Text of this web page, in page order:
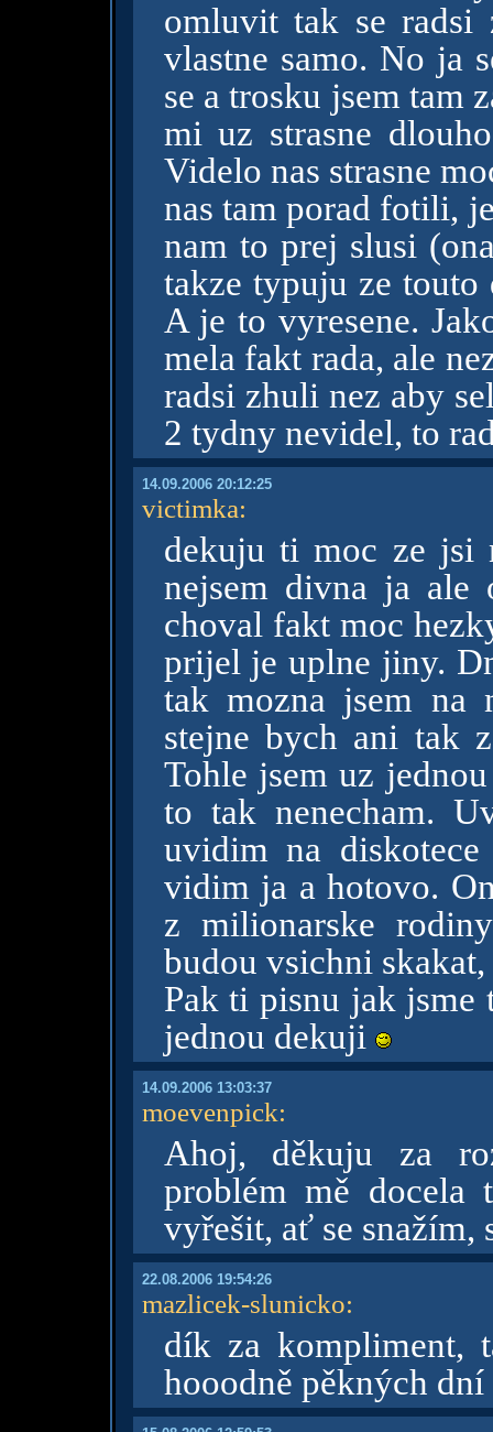
omluvit tak se
vlastne samo. No ja
se a trosku jsem tam
mi uz strasne
Videlo nas strasne
nas tam porad fotili,
nam to prej slusi
takze typuju ze
A je to vyresene.
mela fakt rada, ale
radsi zhuli nez aby
2 tydny nevidel, to
14.09.2006 20:12:25
victimka:
dekuju ti moc ze jsi
nejsem divna ja ale
choval fakt moc
prijel je uplne jiny.
tak mozna jsem na
stejne bych ani tak
Tohle jsem uz
to tak nenecham.
uvidim na
vidim ja a hotovo.
z milionarske
budou vsichni
Pak ti pisnu jak jsme
jednou dekuji
14.09.2006 13:03:37
moevenpick:
Ahoj, děkuju za
problém mě
vyřešit, ať se snažím,
22.08.2006 19:54:26
mazlicek-slunicko:
dík za kompliment,
hooodně pěkných dní